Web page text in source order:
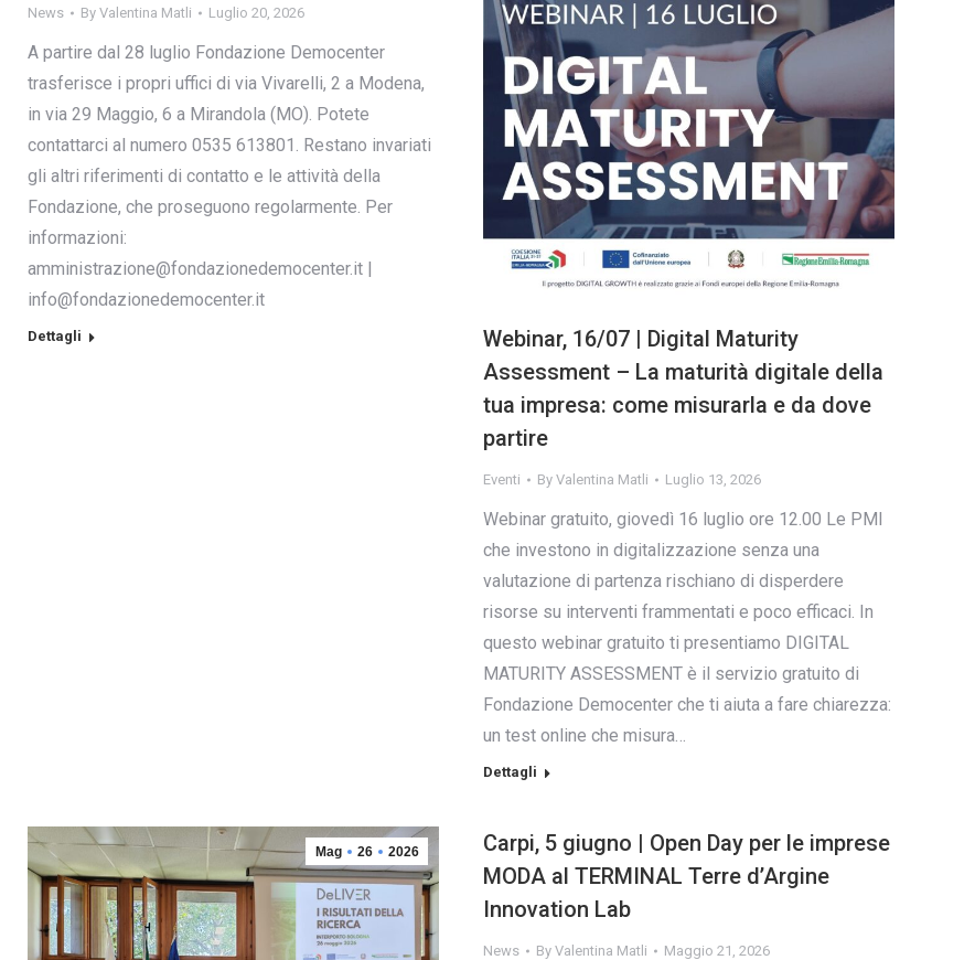
News By Valentina Matli Luglio 20, 2026
A partire dal 28 luglio Fondazione Democenter
trasferisce i propri uffici di via Vivarelli, 2 a Modena,
in via 29 Maggio, 6 a Mirandola (MO). Potete
contattarci al numero 0535 613801. Restano invariati
gli altri riferimenti di contatto e le attività della
Fondazione, che proseguono regolarmente. Per
informazioni:
amministrazione@fondazionedemocenter.it |
info@fondazionedemocenter.it
Dettagli
Webinar, 16/07 | Digital Maturity
Assessment – La maturità digitale della
tua impresa: come misurarla e da dove
partire
Eventi By Valentina Matli Luglio 13, 2026
Webinar gratuito, giovedì 16 luglio ore 12.00 Le PMI
che investono in digitalizzazione senza una
valutazione di partenza rischiano di disperdere
risorse su interventi frammentati e poco efficaci. In
questo webinar gratuito ti presentiamo DIGITAL
MATURITY ASSESSMENT è il servizio gratuito di
Fondazione Democenter che ti aiuta a fare chiarezza:
un test online che misura…
Dettagli
Mag 26 2026
Carpi, 5 giugno | Open Day per le imprese
MODA al TERMINAL Terre d’Argine
Innovation Lab
News By Valentina Matli Maggio 21, 2026